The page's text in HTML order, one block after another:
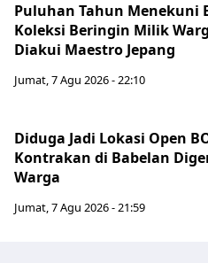
Puluhan Tahun Menekuni
Koleksi Beringin Milik
Diakui Maestro Jepang
Jumat, 7 Agu 2026 - 22:10
Diduga Jadi Lokasi Open
Kontrakan di Babelan
Warga
Jumat, 7 Agu 2026 - 21:59